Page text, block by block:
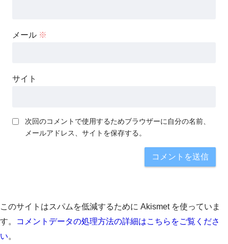
メール ※
サイト
次回のコメントで使用するためブラウザーに自分の名前、
メールアドレス、サイトを保存する。
このサイトはスパムを低減するために Akismet を使っていま
す。
コメントデータの処理方法の詳細はこちらをご覧くださ
い。